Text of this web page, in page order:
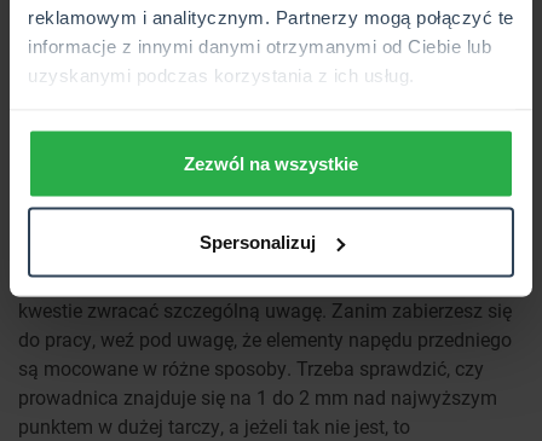
reklamowym i analitycznym. Partnerzy mogą połączyć te
informacje z innymi danymi otrzymanymi od Ciebie lub
uzyskanymi podczas korzystania z ich usług.
Zezwól na wszystkie
Spersonalizuj
Przede wszystkim trzeba zwrócić uwagę, żeregulacja
przedniej przerzutki Shimano(takie są spotykane w
nieco inną funkcję niż tylne. Choć jest ich mniej, to ich
serwisowanie wymaga nieco więcej precyzji, szczególnie
jeśli chodzi o zmieniarkę.
Sprawdź,jak wyregulować przednią przerzutkęi na jakie
kwestie zwracać szczególną uwagę. Zanim zabierzesz się
do pracy, weź pod uwagę, że elementy napędu przedniego
są mocowane w różne sposoby. Trzeba sprawdzić, czy
prowadnica znajduje się na 1 do 2 mm nad najwyższym
punktem w dużej tarczy, a jeżeli tak nie jest, to